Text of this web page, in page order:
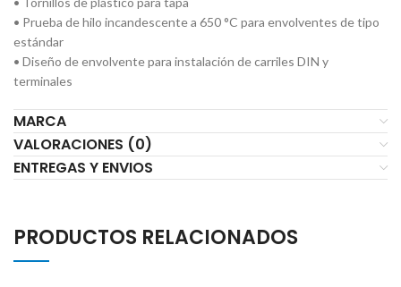
• Prueba de hilo incandescente a 650 °C para envolventes de tipo
estándar
• Diseño de envolvente para instalación de carriles DIN y
terminales
MARCA
VALORACIONES (0)
ENTREGAS Y ENVIOS
PRODUCTOS RELACIONADOS